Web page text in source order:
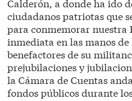
ciudadanos patriotas que
para conmemorar nuestra
inmediata en las manos de
benefactores de su
prejubilaciones y
la Cámara de Cuentas
fondos públicos durante